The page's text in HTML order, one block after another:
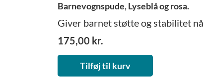
Barnevognspude, Lyseblå og rosa.
Giver barnet støtte og stabilitet
175,00 kr.
Tilføj til kurv